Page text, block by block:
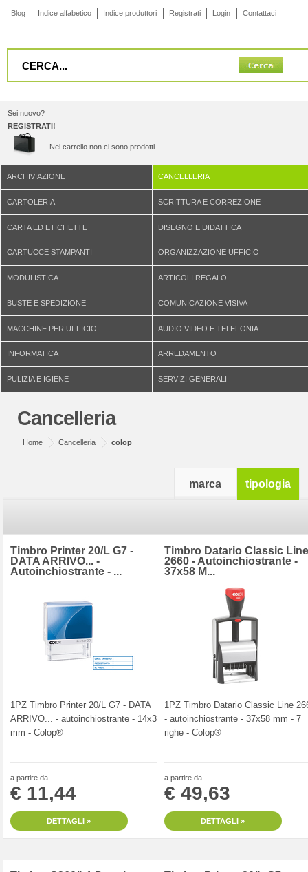
Blog Indice alfabetico Indice produttori Registrati Login Contattaci
Sei nuovo?
REGISTRATI!
Nel carrello non ci sono prodotti.
ARCHIVIAZIONE CANCELLERIA
CARTOLERIA SCRITTURA E CORREZIONE
CARTA ED ETICHETTE DISEGNO E DIDATTICA
CARTUCCE STAMPANTI ORGANIZZAZIONE UFFICIO
MODULISTICA ARTICOLI REGALO
BUSTE E SPEDIZIONE COMUNICAZIONE VISIVA
MACCHINE PER UFFICIO AUDIO VIDEO E TELEFONIA
INFORMATICA ARREDAMENTO
PULIZIA E IGIENE SERVIZI GENERALI
Cancelleria
Home Cancelleria colop
tipologia
marca
Timbro Printer 20/L G7 -
DATA ARRIVO... -
Autoinchiostrante - ...
1PZ Timbro Printer 20/L G7 - DATA
ARRIVO... - autoinchiostrante - 14x38
mm - Colop®
a partire da
€ 11,44
DETTAGLI »
Timbro Datario Classic Line
2660 - Autoinchiostrante -
37x58 M...
1PZ Timbro Datario Classic Line
- autoinchiostrante - 37x58 mm - 7
righe - Colop®
a partire da
€ 49,63
DETTAGLI »